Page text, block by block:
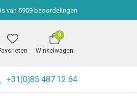
van 5909 beoordelingen
0
Winkelwagen
+31(0)85 487 12 64